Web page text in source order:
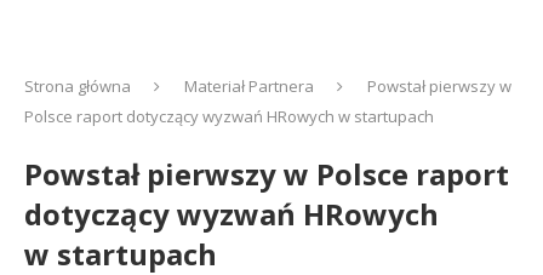
Strona główna Materiał Partnera
Powstał pierwszy w
Polsce raport dotyczący wyzwań HRowych w startupach
Powstał pierwszy w Polsce raport
dotyczący wyzwań HRowych
w startupach